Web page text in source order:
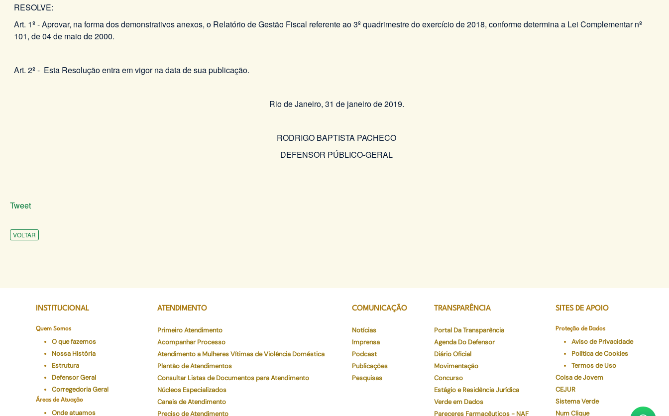
RESOLVE:
Art. 1º - Aprovar, na forma dos demonstrativos anexos, o Relatório de Gestão Fiscal referente ao 3º quadrimestre do exercício de 2018, conforme determina a Lei Complementar nº
101, de 04 de maio de 2000.
Art. 2º - Esta Resolução entra em vigor na data de sua publicação.
Rio de Janeiro, 31 de janeiro de 2019.
RODRIGO BAPTISTA PACHECO
DEFENSOR PÚBLICO-GERAL
Tweet
VOLTAR
INSTITUCIONAL
Quem Somos
O que fazemos
Nossa História
Estrutura
Defensor Geral
Corregedoria Geral
Áreas de Atuação
Onde atuamos
ATENDIMENTO
Primeiro Atendimento
Acompanhar Processo
Atendimento a Mulheres Vítimas de Violência Doméstica
Plantão de Atendimentos
Consultar Listas de Documentos para Atendimento
Núcleos Especializados
Canais de Atendimento
Preciso de Atendimento
COMUNICAÇÃO
Notícias
Imprensa
Podcast
Publicações
Pesquisas
TRANSPARÊNCIA
Portal Da Transparência
Agenda Do Defensor
Diário Oficial
Movimentação
Concurso
Estágio e Residência Jurídica
Verde em Dados
Pareceres Farmacêuticos - NAF
SITES DE APOIO
Proteção de Dados
Aviso de Privacidade
Política de Cookies
Termos de Uso
Coisa de Jovem
CEJUR
Sistema Verde
Num Clique